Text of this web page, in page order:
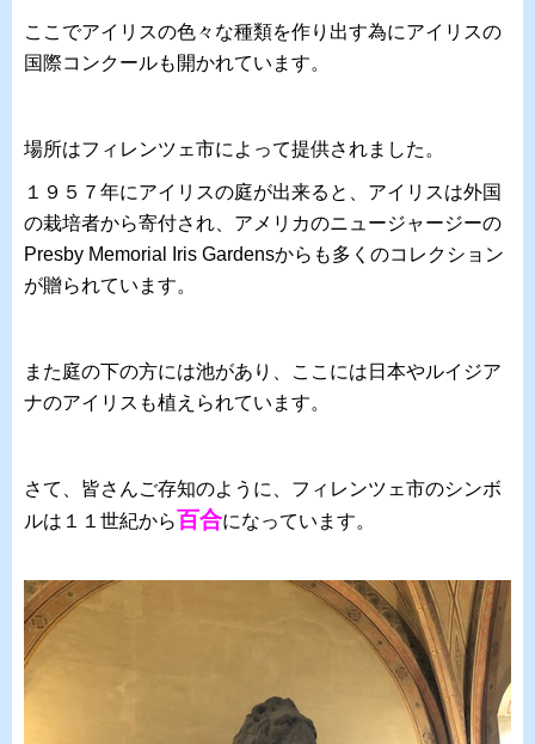
ここでアイリスの色々な種類を作り出す為にアイリスの
国際コンクールも開かれています。
場所はフィレンツェ市によって提供されました。
１９５７年にアイリスの庭が出来ると、アイリスは外国
の栽培者から寄付され、アメリカのニュージャージーの
Presby Memorial Iris Gardensからも多くのコレクション
が贈られています。
また庭の下の方には池があり、ここには日本やルイジア
ナのアイリスも植えられています。
さて、皆さんご存知のように、フィレンツェ市のシンボ
ルは１１世紀から百合になっています。